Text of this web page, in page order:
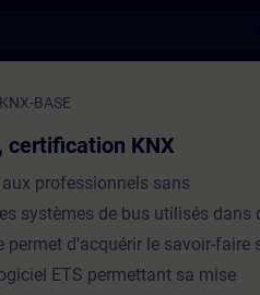
KNX - Opplæring -
KNX-BASE
certification KNX
professionnels sans
systèmes de bus utilisés dans
d'acquérir le savoir-faire
ETS permettant sa mise